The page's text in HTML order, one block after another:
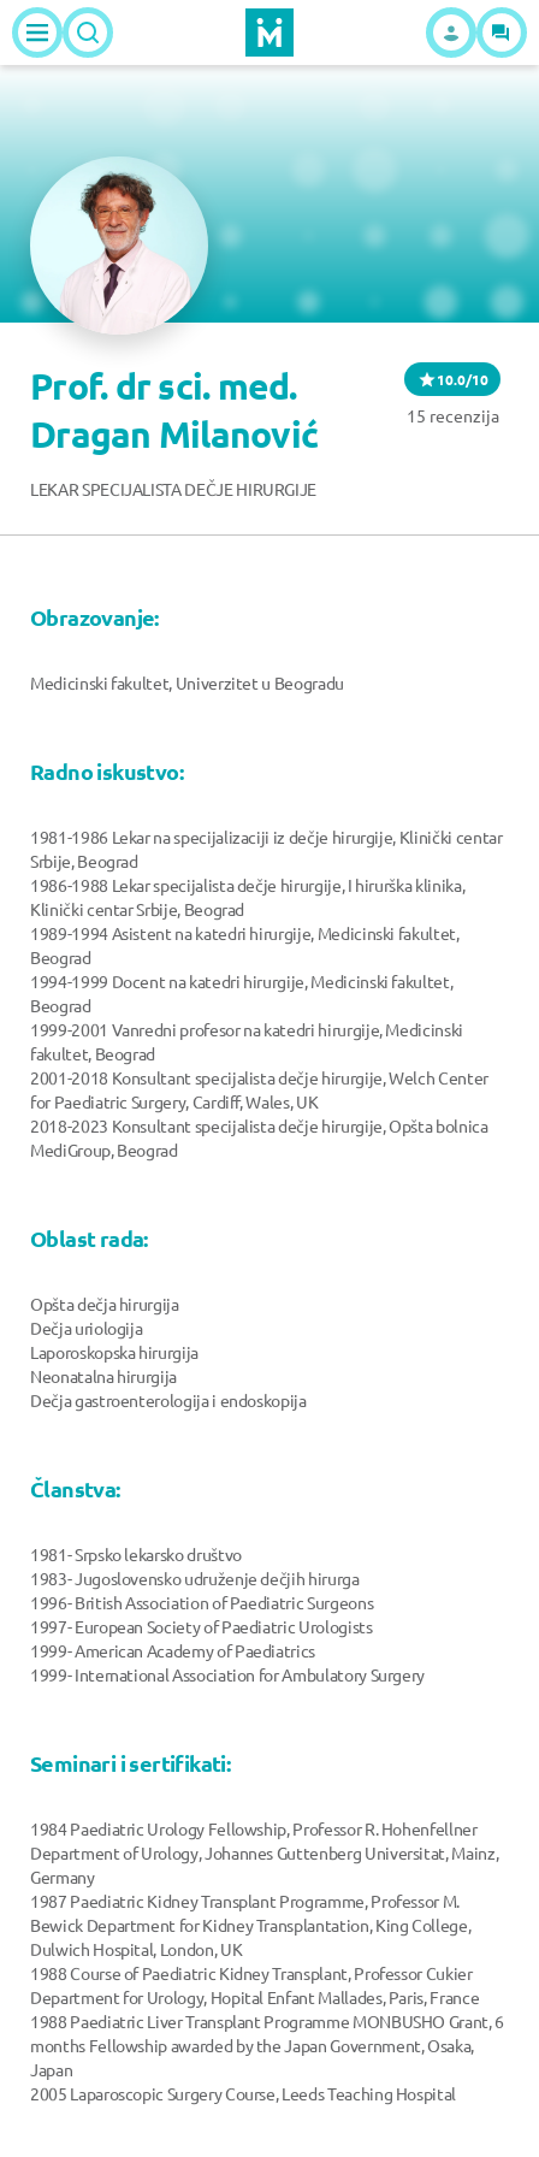
Prof. dr sci. med.
Dragan Milanović
10.0/10
15 recenzija
LEKAR SPECIJALISTA DEČJE HIRURGIJE
Obrazovanje:
Medicinski fakultet, Univerzitet u Beogradu
Radno iskustvo:
1981-1986 Lekar na specijalizaciji iz dečje hirurgije, Klinički centar
Srbije, Beograd
1986-1988 Lekar specijalista dečje hirurgije, I hirurška klinika,
Klinički centar Srbije, Beograd
1989-1994 Asistent na katedri hirurgije, Medicinski fakultet,
Beograd
1994-1999 Docent na katedri hirurgije, Medicinski fakultet,
Beograd
1999-2001 Vanredni profesor na katedri hirurgije, Medicinski
fakultet, Beograd
2001-2018 Konsultant specijalista dečje hirurgije, Welch Center
for Paediatric Surgery, Cardiff, Wales, UK
2018-2023 Konsultant specijalista dečje hirurgije, Opšta bolnica
MediGroup, Beograd
Oblast rada:
Opšta dečja hirurgija
Dečja uriologija
Laporoskopska hirurgija
Neonatalna hirurgija
Dečja gastroenterologija i endoskopija
Članstva:
1981- Srpsko lekarsko društvo
1983- Jugoslovensko udruženje dečjih hirurga
1996- British Association of Paediatric Surgeons
1997- European Society of Paediatric Urologists
1999- American Academy of Paediatrics
1999- International Association for Ambulatory Surgery
Seminari i sertifikati:
1984 Paediatric Urology Fellowship, Professor R. Hohenfellner
Department of Urology, Johannes Guttenberg Universitat, Mainz,
Germany
1987 Paediatric Kidney Transplant Programme, Professor M.
Bewick Department for Kidney Transplantation, King College,
Dulwich Hospital, London, UK
1988 Course of Paediatric Kidney Transplant, Professor Cukier
Department for Urology, Hopital Enfant Mallades, Paris, France
1988 Paediatric Liver Transplant Programme MONBUSHO Grant, 6
months Fellowship awarded by the Japan Government, Osaka,
Japan
2005 Laparoscopic Surgery Course, Leeds Teaching Hospital